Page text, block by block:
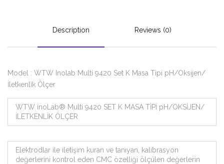
Description Reviews (0)
Model : WTW Inolab Multi 9420 Set K Masa Tipi pH/Oksijen/
İletkenlik Ölçer
WTW inoLab® Multi 9420 SET K MASA TİPİ pH/OKSİJEN/
İLETKENLİK ÖLÇER
Elektrodlar ile iletişim kuran ve tanıyan, kalibrasyon
değerlerini kontrol eden CMC özelliği ölçülen değerlerin